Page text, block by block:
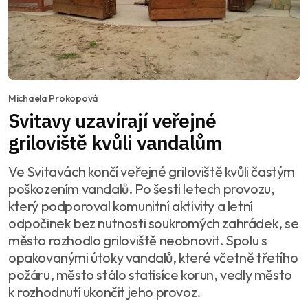
Michaela Prokopová
Svitavy uzavírají veřejné
griloviště kvůli vandalům
Ve Svitavách končí veřejné griloviště kvůli častým
poškozením vandalů. Po šesti letech provozu,
který podporoval komunitní aktivity a letní
odpočinek bez nutnosti soukromých zahrádek, se
město rozhodlo griloviště neobnovit. Spolu s
opakovanými útoky vandalů, které včetně třetího
požáru, město stálo statisíce korun, vedly město
k rozhodnutí ukončit jeho provoz.